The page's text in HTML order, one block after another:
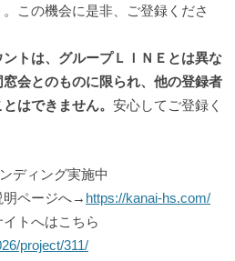
この機会に是非、ご登録くださ
ントは、グループＬＩＮＥとは異な
会とのものに限られ、他の登録者
はできません。 安心してご登録く
ディング実施中
明ページへ→ https://kanai-hs.com/
トへはこちら
project/311/